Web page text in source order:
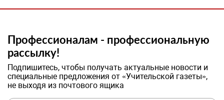
Профессионалам - профессиональную
рассылку!
Подпишитесь, чтобы получать актуальные новости и
специальные предложения от «Учительской газеты»,
не выходя из почтового ящика